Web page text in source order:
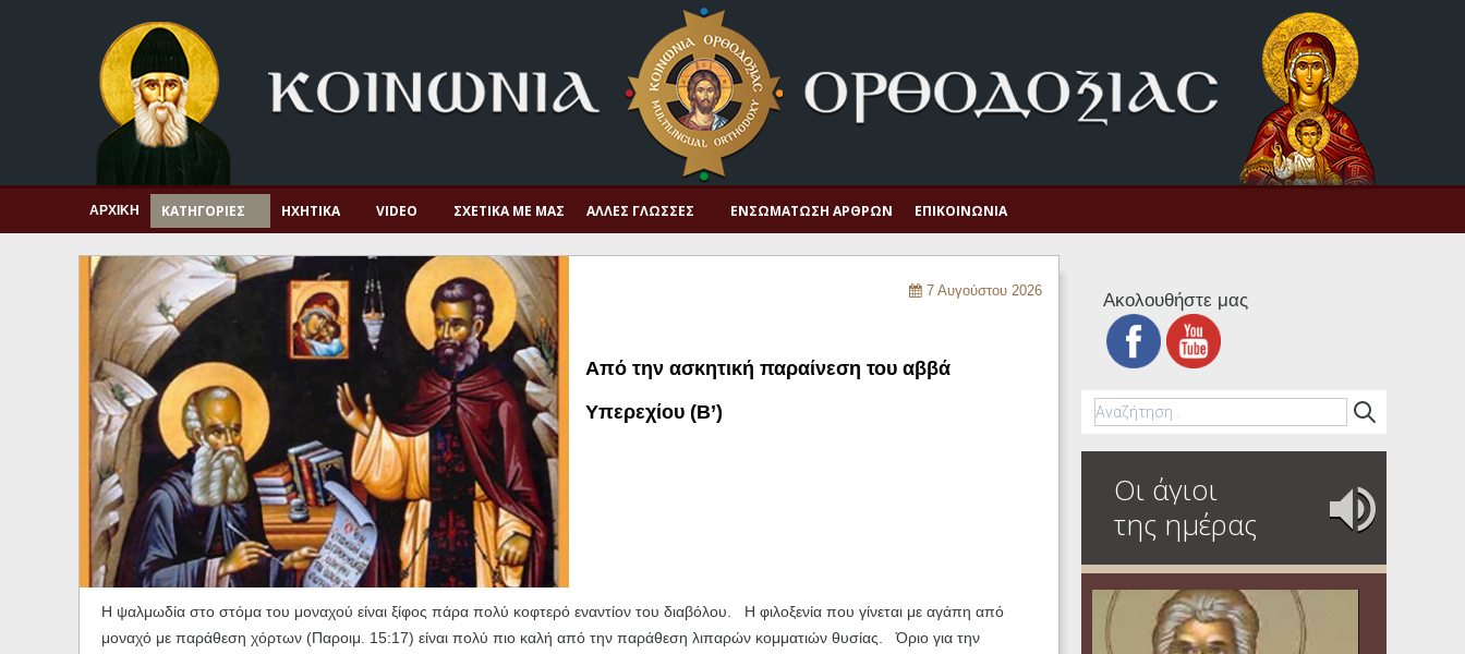
Πνευματική ζωή
Μαρτυρία και διδαχή
Λατρεία και προσευχή
Πατερικό ανθολόγιο
Αγιολόγιο – Εορτολόγιο
Η πίστη στην εποχή μας
Ορθόδοξη οικογένεια
Ορθόδοξο προσκυνητάριο
Σκέψεις-προβληματισμοί
ΑΡΧΙΚΉ ΚΑΤΗΓΟΡΊΕΣ ΗΧΗΤΙΚΆ VIDEO ΣΧΕΤΙΚΆ ΜΕ ΜΑΣ ΆΛΛΕΣ ΓΛΏΣΣΕΣ ΕΝΣΩΜΆΤΩΣΗ ΆΡΘΡΩΝ ΕΠΙΚΟΙΝΩΝΊΑ
7 Αυγούστου 2026
Από την ασκητική παραίνεση του αββά
Υπερεχίου (Β’)
Η ψαλμωδία στο στόμα του μοναχού είναι ξίφος πάρα πολύ κοφτερό εναντίον του διαβόλου. Η φιλοξενία που γίνεται με αγάπη από
μοναχό με παράθεση χόρτων (Παροιμ. 15:17) είναι πολύ πιο καλή από την παράθεση λιπαρών κομματιών θυσίας. Όριο για την
Ακολουθήστε μας
Οι άγιοι
της ημέρας